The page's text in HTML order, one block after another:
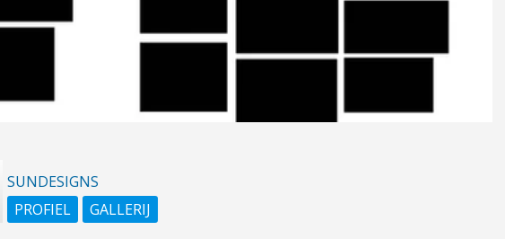
SUNDESIGNS
PROFIEL
GALLERIJ